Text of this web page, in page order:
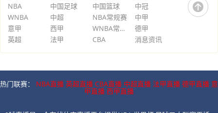
NBA
中国足球 中国篮球
中冠
WNBA
中超 NBA常规赛
中甲
意甲
西甲 WNBA常规赛
德甲
英超
法甲 CBA 消息资讯
热门联赛： NBA直播 英超直播 CBA直播 中超直播 法甲直播 德甲直播 意
甲直播 西甲直播